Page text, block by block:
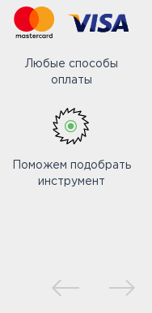
Любые способы
оплаты
Поможем подобрать
инструмент